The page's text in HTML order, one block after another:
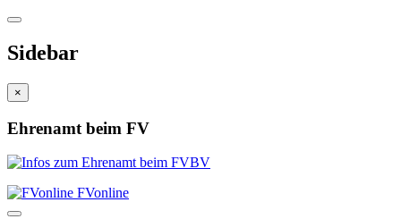
Sidebar
×
Ehrenamt beim FV
FVonline